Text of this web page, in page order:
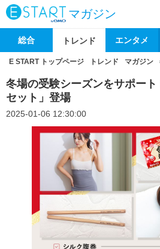
マガジン
総合 トレンド エンタメ
E START トップページ トレンド マガジン
冬場の受験シーズンをサポー
セット」登場
2025-01-06 12:30:00